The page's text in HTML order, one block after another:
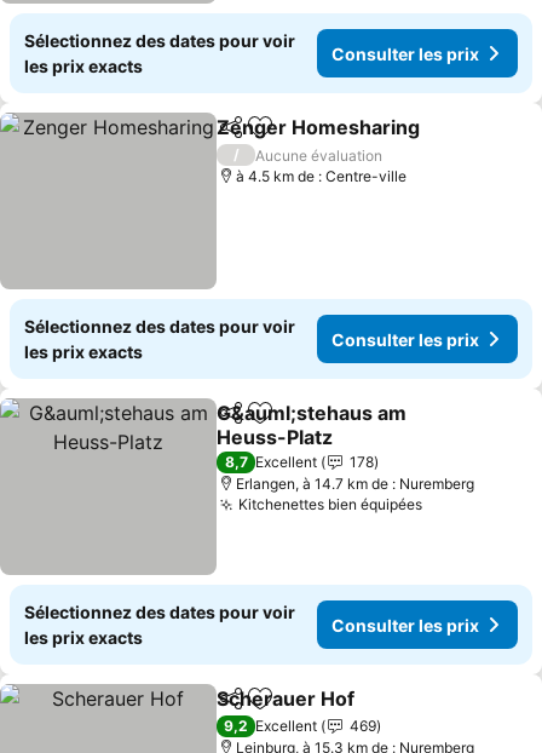
Sélectionnez des dates pour voir
les prix exacts
Consulter les prix
PartagerAjouter à mes favoris
Zenger Homesharing
/
Aucune évaluation
à 4.5 km de : Centre-ville
Sélectionnez des dates pour voir
les prix exacts
Consulter les prix
PartagerAjouter à mes favoris
G&auml;stehaus am
Heuss-Platz
Consulter les prix
8,7 Excellent
178
Erlangen, à 14.7 km de : Nuremberg
Kitchenettes bien équipéesConsulter
Sélectionnez des dates pour voir
les prix exacts
Consulter les prix
PartagerAjouter à mes favoris
Scherauer Hof
9,2 Excellent
469
Leinburg, à 15.3 km de : Nuremberg